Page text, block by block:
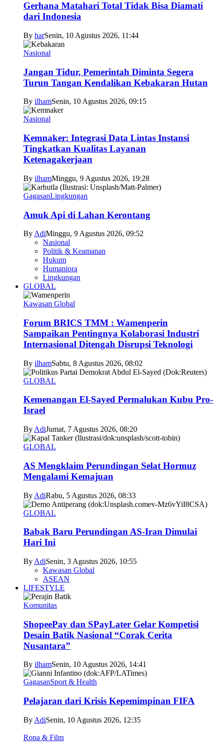
Gerhana Matahari Total Tidak Bisa Diamati
dari Indonesia
By harSenin, 10 Agustus 2026, 11:44
Nasional
Jangan Tidur, Pemerintah Diminta Segera
Turun Tangan Kendalikan Kebakaran Hutan
By ilhamSenin, 10 Agustus 2026, 09:15
Nasional
Kemnaker: Integrasi Data Lintas Instansi
Tingkatkan Kualitas Layanan
Ketenagakerjaan
By ilhamMinggu, 9 Agustus 2026, 19:28
GagasanLingkungan
Amuk Api di Lahan Kerontang
By AdiMinggu, 9 Agustus 2026, 09:52
Nasional
Politik & Keamanan
Hukum
Humaniora
Lingkungan
GLOBAL
Kawasan Global
Forum BRICS TMM : Wamenperin
Sampaikan Pentingnya Kolaborasi Industri
Internasional Ditengah Disrupsi Teknologi
By ilhamSabtu, 8 Agustus 2026, 08:02
GLOBAL
Kemenangan El-Sayed Permalukan Kubu Pro-
Israel
By AdiJumat, 7 Agustus 2026, 08:20
GLOBAL
AS Mengklaim Perundingan Selat Hormuz
Mengalami Kemajuan
By AdiRabu, 5 Agustus 2026, 08:33
GLOBAL
Babak Baru Perundingan AS-Iran Dimulai
Hari Ini
By AdiSenin, 3 Agustus 2026, 10:55
Kawasan Global
ASEAN
LIFESTYLE
Komunitas
ShopeePay dan SPayLater Gelar Kompetisi
Desain Batik Nasional “Corak Cerita
Nusantara”
By ilhamSenin, 10 Agustus 2026, 14:41
GagasanSport & Health
Pelajaran dari Krisis Kepemimpinan FIFA
By AdiSenin, 10 Agustus 2026, 12:35
Rona & Film